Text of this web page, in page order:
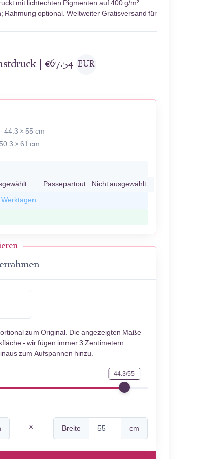
mit lichtechten Pigmenten auf 400 g/m²
Rahmung optional. Weltweiter Gratisversand für
|€67.54 EUR
44.3 × 55 cm
50.3 × 61 cm
Passepartout: Nicht ausgewählt
zum Original. Die angezeigten Maße
- wir fügen immer 3 Zentimetern
zum Aufspannen hinzu.
44.3/55
Breite cm